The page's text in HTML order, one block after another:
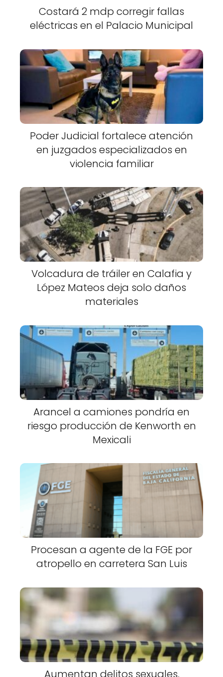
Costará 2 mdp corregir fallas
eléctricas en el Palacio Municipal
Poder Judicial fortalece atención
en juzgados especializados en
violencia familiar
Volcadura de tráiler en Calafia y
López Mateos deja solo daños
materiales
Arancel a camiones pondría en
riesgo producción de Kenworth en
Mexicali
Procesan a agente de la FGE por
atropello en carretera San Luis
Aumentan delitos sexuales,